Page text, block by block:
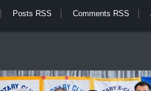
Posts RSS Comments RSS